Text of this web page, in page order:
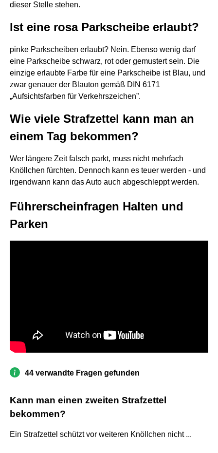
dieser Stelle stehen.
Ist eine rosa Parkscheibe erlaubt?
pinke Parkscheiben erlaubt? Nein. Ebenso wenig darf
eine Parkscheibe schwarz, rot oder gemustert sein. Die
einzige erlaubte Farbe für eine Parkscheibe ist Blau, und
zwar genauer der Blauton gemäß DIN 6171
„Aufsichtsfarben für Verkehrszeichen”.
Wie viele Strafzettel kann man an
einem Tag bekommen?
Wer längere Zeit falsch parkt, muss nicht mehrfach
Knöllchen fürchten. Dennoch kann es teuer werden - und
irgendwann kann das Auto auch abgeschleppt werden.
Führerscheinfragen Halten und
Parken
44 verwandte Fragen gefunden
Kann man einen zweiten Strafzettel
bekommen?
Ein Strafzettel schützt vor weiteren Knöllchen nicht ...